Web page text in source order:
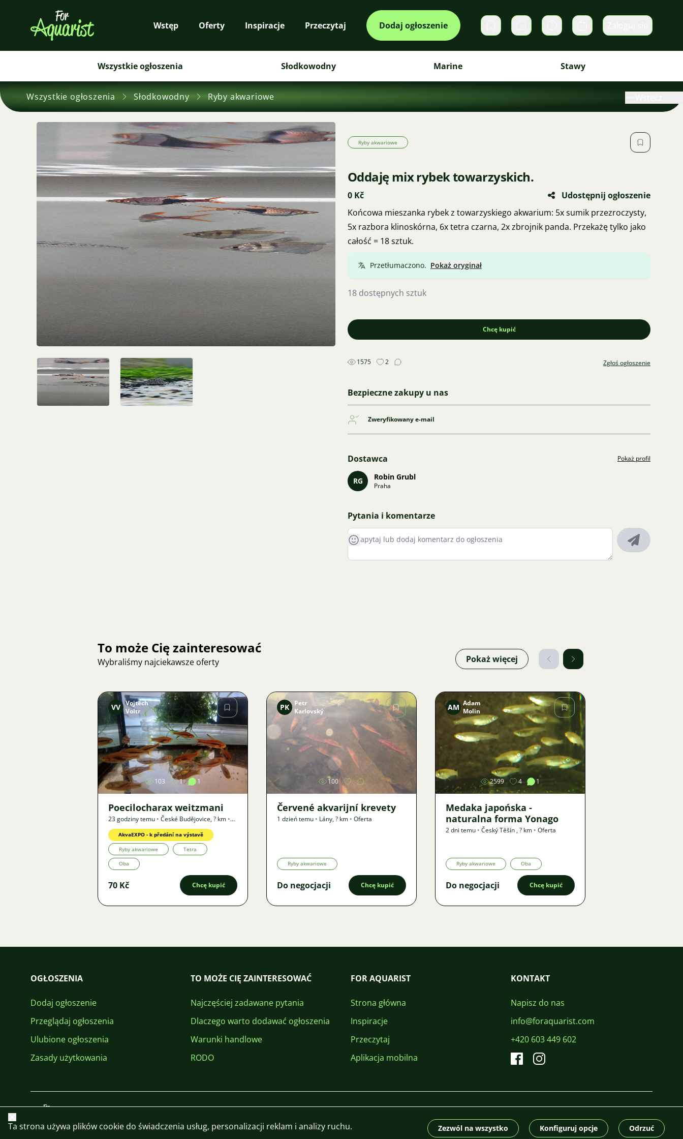
Wstęp Oferty Inspiracje Przeczytaj Dodaj ogłoszenie Prywatne wiadomości
Koszyk
Wszystkie ogłoszenia Słodkowodny Marine Stawy
Wszystkie ogłoszenia Słodkowodny Ryby akwariowe
Ryby akwariowe
Oddaję mix rybek towarzyskich.
0 Kč
Udostępnij ogłoszenie
Końcowa mieszanka rybek z towarzyskiego akwarium: 5x sumik przezroczysty,
5x razbora klinoskórna, 6x tetra czarna, 2x zbrojnik panda. Przekażę tylko jako
całość = 18 sztuk.
Przetłumaczono. Pokaż oryginał
18 dostępnych sztuk
Chcę kupić
1575 2 Zgłoś ogłoszenie
Bezpieczne zakupy u nas
Zweryfikowany e-mail
Dostawca Pokaż profil
RG Robin Grubl
Praha
Pytania i komentarze
To może Cię zainteresować
Wybraliśmy najciekawsze oferty Pokaż więcej
Zdjęcie
VV Vojtěch
Voltr
103 1 1
Poecilocharax weitzmani
23 godziny temu • České Budějovice,? km •
Oferta
AkvaEXPO - k předání na výstavě
Ryby akwariowe Tetra
Oba
70 Kč Chcę kupić
Zdjęcie
PK
Petr
Karlovský
100
Červené akvarijní krevety
1 dzień temu • Lány,? km • Oferta
Ryby akwariowe
Do negocjacji Chcę kupić
Zdjęcie
AM Adam
Molin
2599 4 1
Medaka japońska -
naturalna forma Yonago
2 dni temu • Český Těšín ,? km • Oferta
Ryby akwariowe Oba
Do negocjacji Chcę kupić
OGŁOSZENIA
Dodaj ogłoszenie
Przeglądaj ogłoszenia
Ulubione ogłoszenia
Zasady użytkowania
TO MOŻE CIĘ ZAINTERESOWAĆ
Najczęściej zadawane pytania
Dlaczego warto dodawać ogłoszenia
Warunki handlowe
RODO
FOR AQUARIST
Strona główna
Inspiracje
Przeczytaj
Aplikacja mobilna
KONTAKT
Napisz do nas
info@foraquarist.com
+420 603 449 602
Zamknij
Ta strona używa plików cookie do świadczenia usług, personalizacji reklam i analizy ruchu. Zezwól na wszystko Konfiguruj opcje Odrzuć